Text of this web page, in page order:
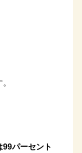
パーセント